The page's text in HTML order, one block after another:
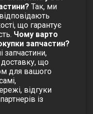
Так, ми
що гарантує
Чому варто
запчастин?
запчастини,
що
для вашого
відгуки
із